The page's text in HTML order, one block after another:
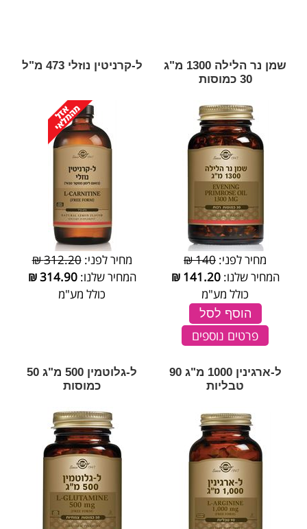
שמן נר הלילה 1300 מ"ג
30 כמוסות
מחיר לפני: 140 ₪
המחיר שלנו:141.20
₪
כולל מע"מ
הוסף לסל
פרטים נוספים
ל-קרניטין נוזלי 473 מ"ל
מחיר לפני:312.20 ₪
המחיר שלנו:314.90
₪
כולל מע"מ
ל-ארגינין 1000 מ"ג 90
טבליות
ל-גלוטמין 500 מ"ג 50
כמוסות